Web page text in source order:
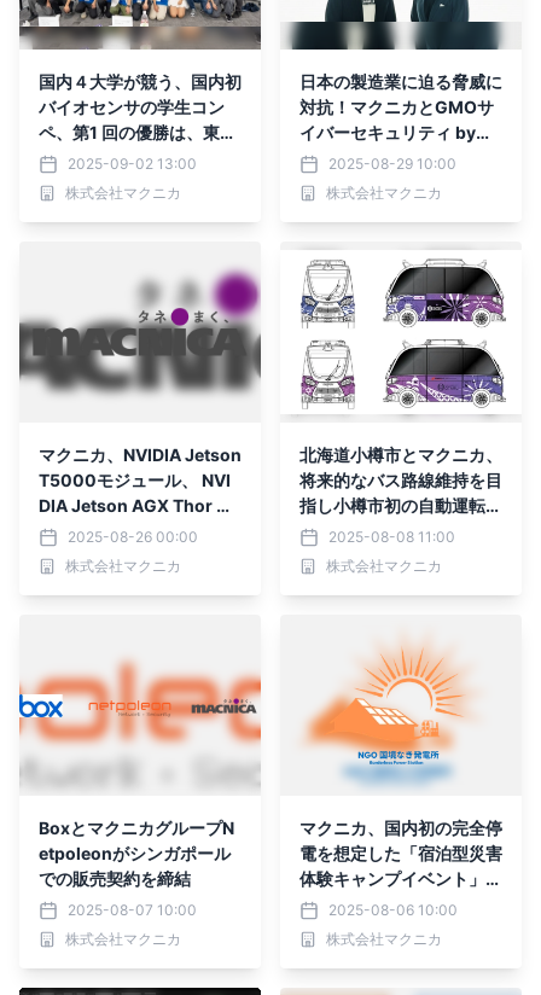
国内４大学が競う、国内初
バイオセンサの学生コン
ペ、第1 回の優勝は、東京
科学大学（技術）、早稲田
大学（ビジネス）に決定。
世界で戦えるイノベーショ
2025-09-02 13:00
株式会社マクニカ
日本の製造業に迫る脅威に
対抗！マクニカとGMOサ
イバーセキュリティ byイ
エラエ、 製品セキュリテ
ィ分野への取り組み支援に
向けパートナーシップ締結
2025-08-29 10:00
株式会社マクニカ
マクニカ、NVIDIA Jetson
T5000モジュール、 NVI
DIA Jetson AGX Thor 開
発者キットの取り扱いを開
始
2025-08-26 00:00
株式会社マクニカ
北海道小樽市とマクニカ、
将来的なバス路線維持を目
指し小樽市初の自動運転E
Vバス実証運行を開始！
2025-08-08 11:00
株式会社マクニカ
BoxとマクニカグループN
etpoleonがシンガポール
での販売契約を締結
2025-08-07 10:00
株式会社マクニカ
マクニカ、国内初の完全停
電を想定した「宿泊型災害
体験キャンプイベント」に
協賛・参画
2025-08-06 10:00
株式会社マクニカ